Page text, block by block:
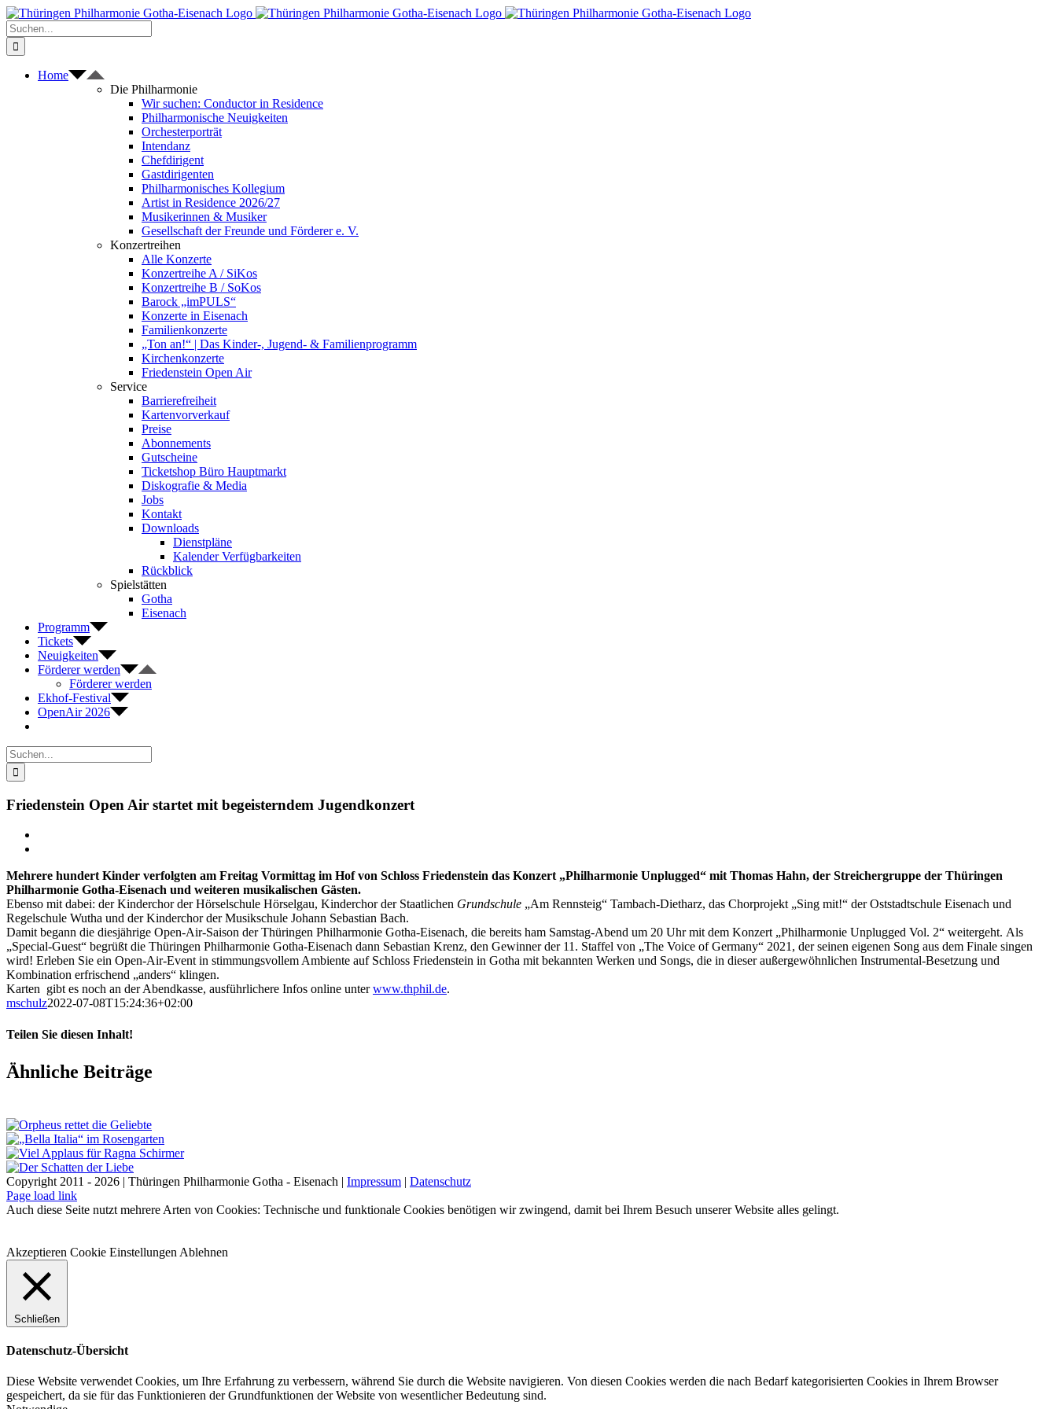
Zum
Inhalt
springen
Suche
nach:
Home
Die Philharmonie
Wir suchen: Conductor in Residence
Philharmonische Neuigkeiten
Orchesterporträt
Intendanz
Chefdirigent
Gastdirigenten
Philharmonisches Kollegium
Artist in Residence 2026/27
Musikerinnen & Musiker
Gesellschaft der Freunde und Förderer e. V.
Konzertreihen
Alle Konzerte
Konzertreihe A / SiKos
Konzertreihe B / SoKos
Barock „imPULS“
Konzerte in Eisenach
Familienkonzerte
„Ton an!“ | Das Kinder-, Jugend- & Familienprogramm
Kirchenkonzerte
Friedenstein Open Air
Service
Barrierefreiheit
Kartenvorverkauf
Preise
Abonnements
Gutscheine
Ticketshop Büro Hauptmarkt
Diskografie & Media
Jobs
Kontakt
Downloads
Dienstpläne
Kalender Verfügbarkeiten
Rückblick
Spielstätten
Gotha
Eisenach
Programm
Tickets
Neuigkeiten
Förderer werden
Förderer werden
Ekhof-Festival
OpenAir 2026
Suche
nach:
Friedenstein Open Air startet mit begeisterndem Jugendkonzert
Mehrere hundert Kinder verfolgten am Freitag Vormittag im Hof von Schloss Friedenstein das Konzert „Philharmonie Unplugged“ mit Thomas Hahn, der Streichergruppe der Thüringen
Philharmonie Gotha-Eisenach und weiteren musikalischen Gästen.
Ebenso mit dabei: der Kinderchor der Hörselschule Hörselgau, Kinderchor der Staatlichen Grundschule „Am Rennsteig“ Tambach-Dietharz, das Chorprojekt „Sing mit!“ der Oststadtschule Eisenach und
Regelschule Wutha und der Kinderchor der Musikschule Johann Sebastian Bach.
Damit begann die diesjährige Open-Air-Saison der Thüringen Philharmonie Gotha-Eisenach, die bereits ham Samstag-Abend um 20 Uhr mit dem Konzert „Philharmonie Unplugged Vol. 2“ weitergeht. Als
„Special-Guest“ begrüßt die Thüringen Philharmonie Gotha-Eisenach dann Sebastian Krenz, den Gewinner der 11. Staffel von „The Voice of Germany“ 2021, der seinen eigenen Song aus dem Finale singen
wird! Erleben Sie ein Open-Air-Event in stimmungsvollem Ambiente auf Schloss Friedenstein in Gotha mit bekannten Werken und Songs, die in dieser außergewöhnlichen Instrumental-Besetzung und
Kombination erfrischend „anders“ klingen.
Karten gibt es noch an der Abendkasse, ausführlichere Infos online unterwww.thphil.de.
mschulz2022-07-08T15:24:36+02:00
Teilen Sie diesen Inhalt!
Facebook
X
LinkedIn
E-
Mail
Ähnliche Beiträge
Copyright 2011 - 2026 | Thüringen Philharmonie Gotha - Eisenach | Impressum | Datenschutz
Facebook
Instagram
WhatsApp
YouTube
E-
Mail
Telefon
Page load link
Auch diese Seite nutzt mehrere Arten von Cookies: Technische und funktionale Cookies benötigen wir zwingend, damit bei Ihrem Besuch unserer Website alles gelingt.
Akzeptieren Cookie Einstellungen Ablehnen
Schließen
Datenschutz-Übersicht
Diese Website verwendet Cookies, um Ihre Erfahrung zu verbessern, während Sie durch die Website navigieren. Von diesen Cookies werden die nach Bedarf kategorisierten Cookies in Ihrem Browser
gespeichert, da sie für das Funktionieren der Grundfunktionen der Website von wesentlicher Bedeutung sind.